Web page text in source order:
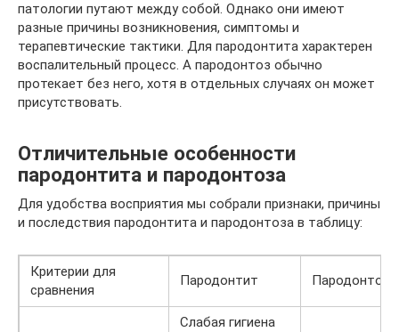
патологии путают между собой. Однако они имеют
разные причины возникновения, симптомы и
терапевтические тактики. Для пародонтита характерен
воспалительный процесс. А пародонтоз обычно
протекает без него, хотя в отдельных случаях он может
присутствовать.
Отличительные особенности
пародонтита и пародонтоза
Для удобства восприятия мы собрали признаки, причины
и последствия пародонтита и пародонтоза в таблицу:
Критерии для
сравнения
Пародонтит Пародонтоз
Слабая гигиена